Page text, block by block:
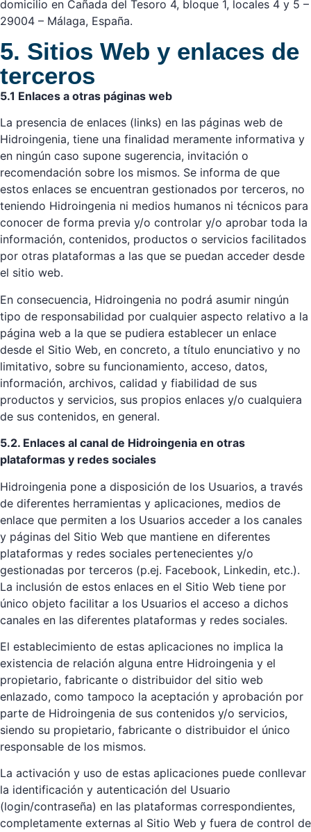
domicilio en Cañada del Tesoro 4, bloque 1, locales 4 y 5 –
29004 – Málaga, España.
5. Sitios Web y enlaces de
terceros
5.1 Enlaces a otras páginas web
La presencia de enlaces (links) en las páginas web de
Hidroingenia, tiene una finalidad meramente informativa y
en ningún caso supone sugerencia, invitación o
recomendación sobre los mismos. Se informa de que
estos enlaces se encuentran gestionados por terceros, no
teniendo Hidroingenia ni medios humanos ni técnicos para
conocer de forma previa y/o controlar y/o aprobar toda la
información, contenidos, productos o servicios facilitados
por otras plataformas a las que se puedan acceder desde
el sitio web.
En consecuencia, Hidroingenia no podrá asumir ningún
tipo de responsabilidad por cualquier aspecto relativo a la
página web a la que se pudiera establecer un enlace
desde el Sitio Web, en concreto, a título enunciativo y no
limitativo, sobre su funcionamiento, acceso, datos,
información, archivos, calidad y fiabilidad de sus
productos y servicios, sus propios enlaces y/o cualquiera
de sus contenidos, en general.
5.2. Enlaces al canal de Hidroingenia en otras
plataformas y redes sociales
Hidroingenia pone a disposición de los Usuarios, a través
de diferentes herramientas y aplicaciones, medios de
enlace que permiten a los Usuarios acceder a los canales
y páginas del Sitio Web que mantiene en diferentes
plataformas y redes sociales pertenecientes y/o
gestionadas por terceros (p.ej. Facebook, Linkedin, etc.).
La inclusión de estos enlaces en el Sitio Web tiene por
único objeto facilitar a los Usuarios el acceso a dichos
canales en las diferentes plataformas y redes sociales.
El establecimiento de estas aplicaciones no implica la
existencia de relación alguna entre Hidroingenia y el
propietario, fabricante o distribuidor del sitio web
enlazado, como tampoco la aceptación y aprobación por
parte de Hidroingenia de sus contenidos y/o servicios,
siendo su propietario, fabricante o distribuidor el único
responsable de los mismos.
La activación y uso de estas aplicaciones puede conllevar
la identificación y autenticación del Usuario
(login/contraseña) en las plataformas correspondientes,
completamente externas al Sitio Web y fuera de control de